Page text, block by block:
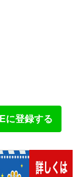
に登録する